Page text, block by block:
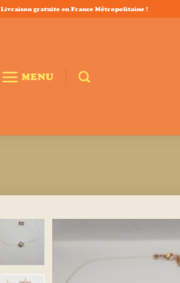
Livraison gratuite en France Métropolitaine !
MENU